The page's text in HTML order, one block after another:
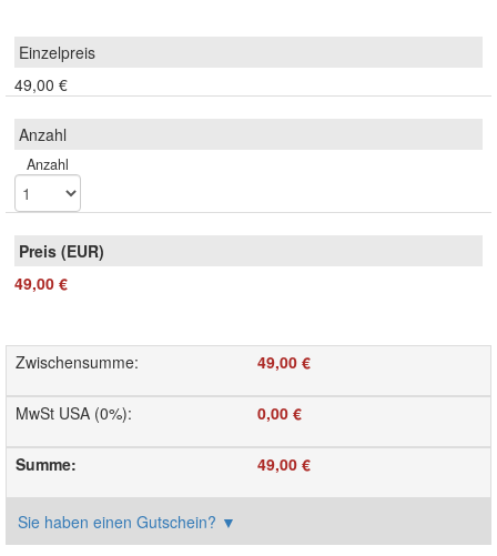
49,00 €
Anzahl
49,00 €
Zwischensumme: 49,00 €
MwSt USA (0%): 0,00 €
Summe: 49,00 €
Sie haben einen Gutschein? ▼